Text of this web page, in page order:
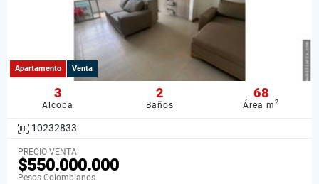
Apartamento Venta
3
Alcoba
2
Baños
68
Área m2
10232833
PRECIO VENTA
$550.000.000
Pesos Colombianos